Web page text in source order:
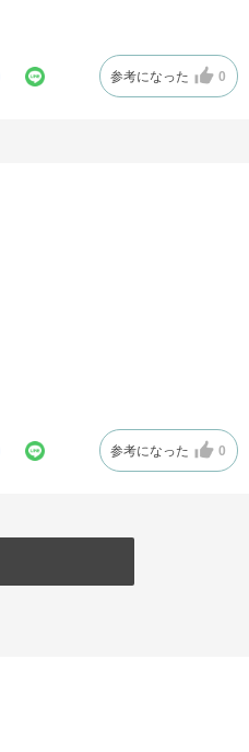
参考になった 0
参考になった 0